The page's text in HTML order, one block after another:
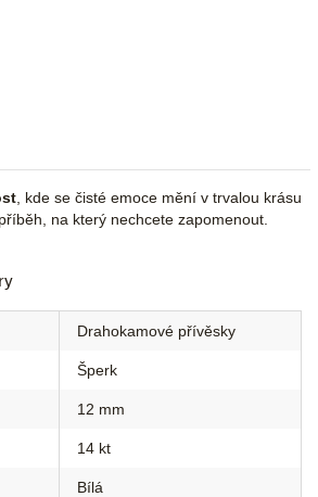
, kde se čisté emoce mění v trvalou krásu
na který nechcete zapomenout.
Drahokamové přívěsky
Šperk
12 mm
14 kt
Bílá